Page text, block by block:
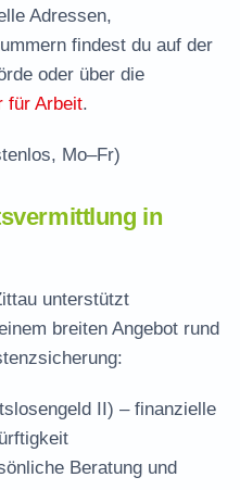
– zuständige Stelle
in Gosen-Neu
Adressen,
findest du auf der
oder über die
für Arbeit.
Mo–Fr)
in
unterstützt
breiten Angebot rund
II) – finanzielle
Beratung und